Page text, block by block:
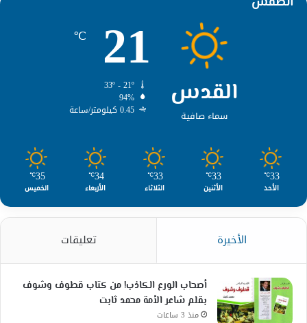
القدس
سماء صافية
21
℃
94%
0.45 كيلومتر/ساعة
33
℃
الأحد
33
℃
الأثنين
33
℃
الثلاثاء
34
℃
الأربعاء
35
℃
الخميس
الأخيرة تعليقات
أصحاب الورع الكاذب! من كتاب قطوف وشوف
بقلم شاعر الأمة محمد ثابت
منذ 3 ساعات